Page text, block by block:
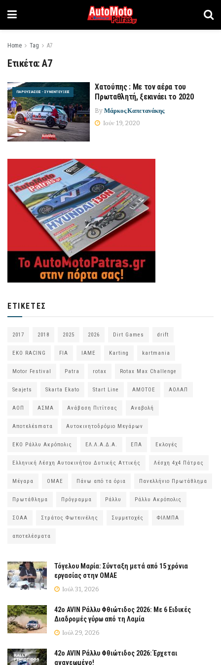
Home Tag Α7
Ετικέτα:Α7
ΠΑΡΟΥΣΙΆΣΕΙΣ - ΣΥΝΕΝΤΕΎΞΕΙΣ
Χατούπης : Με τον αέρα του
Πρωταθλητή, ξεκινάει το 2020
By Μάρκος Καπετανάκης
Ιούν 19, 2020
ΕΤΙΚΈΤΕΣ
2017 2018 2025 2026 Dirt Games drift
EKO RACING FIA IAME Karting kartmania
Motor Festival Patra rotax Rotax Max Challenge
Seajets Skarta Ekato Start Line ΑΜΟΤΟΕ ΑΟΛΑΠ
ΑΟΠ ΑΣΜΑ Ανάβαση Πιτίτσας Αναβολή
Αποτελέsmατα Αυτοκινητοδρόμιο Μεγάρων
ΕΚΟ Ράλλυ Ακρόπολις ΕΛ.Λ.Α.Δ.Α. ΕΠΑ Εκλογές
Ελληνική Λέσχη Αυτοκινήτου Δυτικής Αττικής Λέσχη 4χ4 Πάτρας
Μέγαρα ΟΜΑΕ Πάνω από τα όρια Πανελλήνιο Πρωτάθλημα
Πρωτάθλημα Πρόγραμμα Ράλλυ Ράλλυ Ακρόπολις
ΣΟΑΑ Στράτος Φωτεινέλης Συμμετοχές ΦΙΛΜΠΑ
αποτελέσματα
Τόγελου Μαρία: Σύνταξη μετά από 15 χρόνια
εργασίας στην ΟΜΑΕ
Ιούλ 31, 2026
42ο AVIN Ράλλυ Φθιώτιδος 2026: Με 6 Ειδικές
Διαδρομές γύρω από τη Λαμία
Ιούλ 29, 2026
42ο AVIN Ράλλυ Φθιώτιδος 2026: Έρχεται
ανανεωμένο!